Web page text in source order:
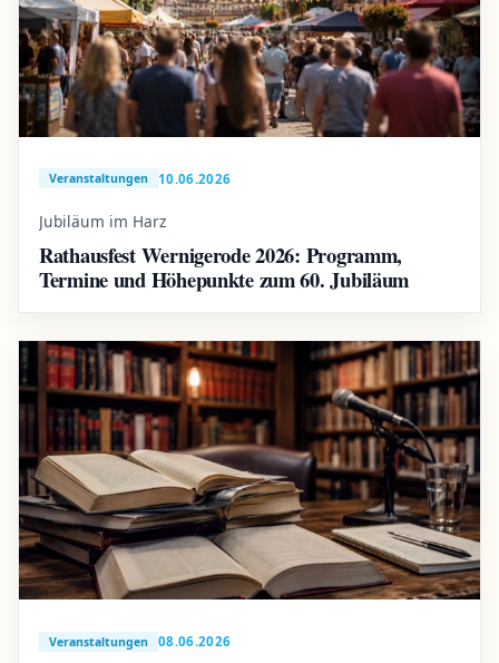
Veranstaltungen 10.06.2026
Jubiläum im Harz
Rathausfest Wernigerode 2026: Programm,
Termine und Höhepunkte zum 60. Jubiläum
Veranstaltungen 08.06.2026